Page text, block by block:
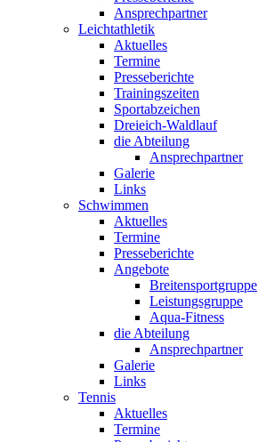
Ansprechpartner
Leichtathletik
Aktuelles
Termine
Presseberichte
Trainingszeiten
Sportabzeichen
Dreieich-Waldlauf
die Abteilung
Ansprechpartner
Galerie
Links
Schwimmen
Aktuelles
Termine
Presseberichte
Angebote
Breitensportgruppe
Leistungsgruppe
Aqua-Fitness
die Abteilung
Ansprechpartner
Galerie
Links
Tennis
Aktuelles
Termine